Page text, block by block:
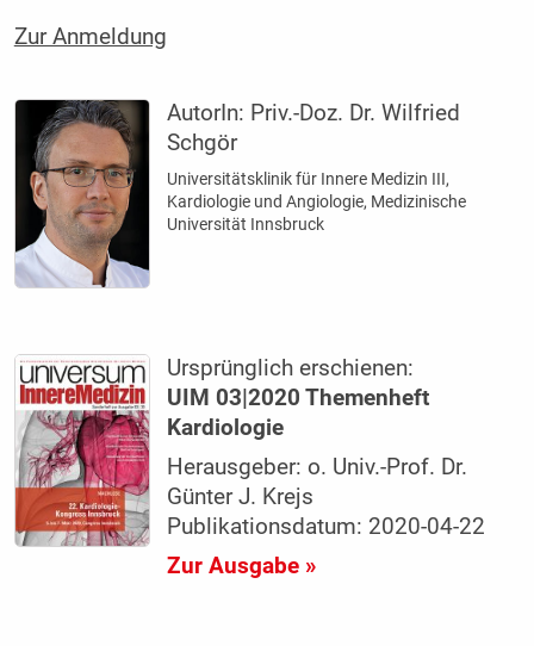
Zur Anmeldung
AutorIn: Priv.-Doz. Dr. Wilfried
Schgör
Universitätsklinik für Innere Medizin III,
Kardiologie und Angiologie, Medizinische
Universität Innsbruck
Ursprünglich erschienen:
UIM 03|2020 Themenheft
Kardiologie
Herausgeber: o. Univ.-Prof. Dr.
Günter J. Krejs
Publikationsdatum: 2020-04-22
Zur Ausgabe »